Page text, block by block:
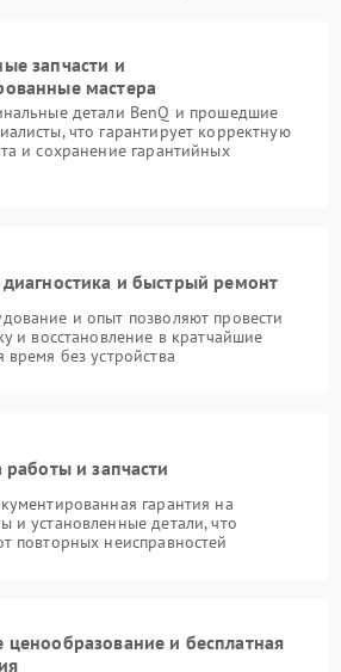
запчасти и
мастера
детали BenQ и прошедшие
что гарантирует корректную
и сохранение гарантийных
диагностика и быстрый ремонт
и опыт позволяют провести
и восстановление в кратчайшие
без устройства
работы и запчасти
гарантия на
и установленные детали, что
повторных неисправностей
ценообразование и бесплатная